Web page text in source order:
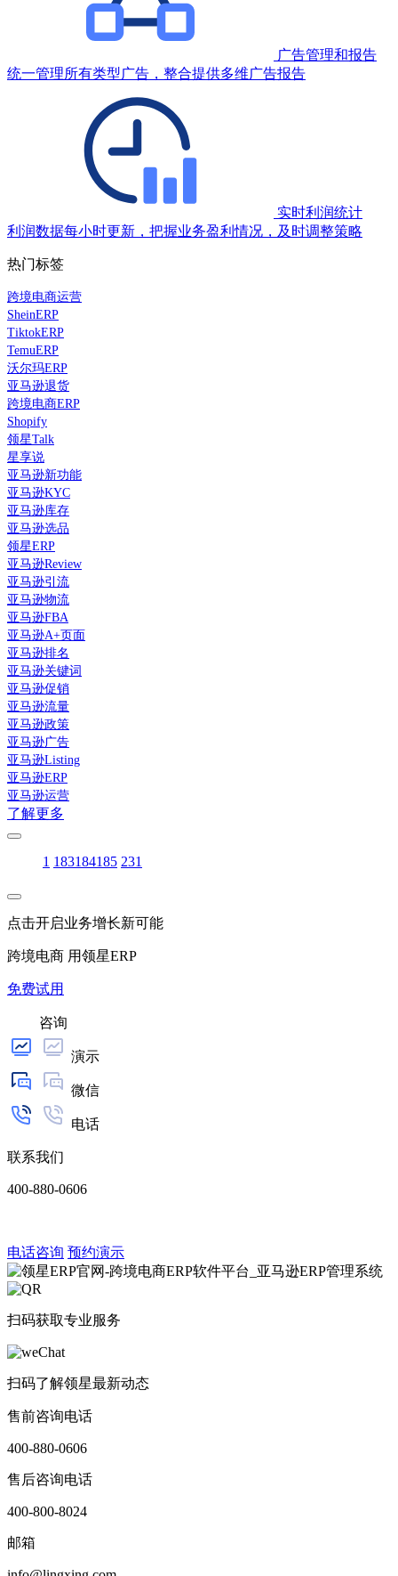
广告管理和报告
统一管理所有类型广告，整合提供多维广告报告
实时利润统计
利润数据每小时更新，把握业务盈利情况，及时调整策略
热门标签
跨境电商运营
SheinERP
TiktokERP
TemuERP
沃尔玛ERP
亚马逊退货
跨境电商ERP
Shopify
领星Talk
星享说
亚马逊新功能
亚马逊KYC
亚马逊库存
亚马逊选品
领星ERP
亚马逊Review
亚马逊引流
亚马逊物流
亚马逊FBA
亚马逊A+页面
亚马逊排名
亚马逊关键词
亚马逊促销
亚马逊流量
亚马逊政策
亚马逊广告
亚马逊Listing
亚马逊ERP
亚马逊运营
了解更多
1 183184185 231
点击开启业务增长新可能
跨境电商 用领星ERP
免费试用
咨询
演示
微信
电话
联系我们
400-880-0606
电话咨询 预约演示
扫码获取专业服务
扫码了解领星最新动态
售前咨询电话
400-880-0606
售后咨询电话
400-800-8024
邮箱